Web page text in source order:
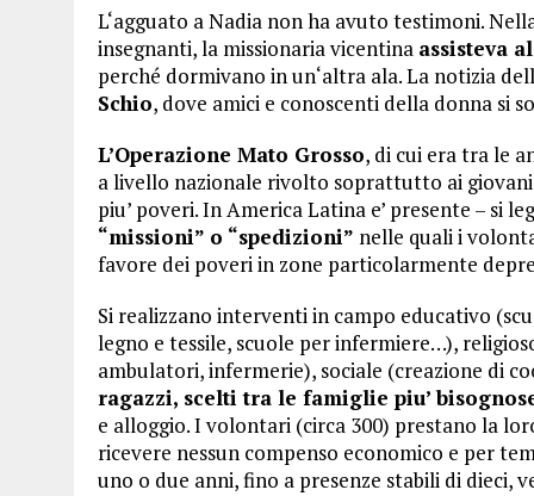
L‘agguato a Nadia non ha avuto testimoni.
insegnanti, la missionaria vicentina assisteva
perché dormivano in un‘altra ala. La notizia
Schio, dove amici e conoscenti della donna si
L’Operazione Mato Grosso, di cui era tra le
a livello nazionale rivolto soprattutto ai
piu’ poveri. In America Latina e’ presente – si
“missioni” o “spedizioni” nelle quali i
favore dei poveri in zone particolarmente
Si realizzano interventi in campo educativo
legno e tessile, scuole per infermiere…),
ambulatori, infermerie), sociale (creazione di
ragazzi, scelti tra le famiglie piu’
e alloggio. I volontari (circa 300) prestano la
ricevere nessun compenso economico e per
uno o due anni, fino a presenze stabili di dieci,